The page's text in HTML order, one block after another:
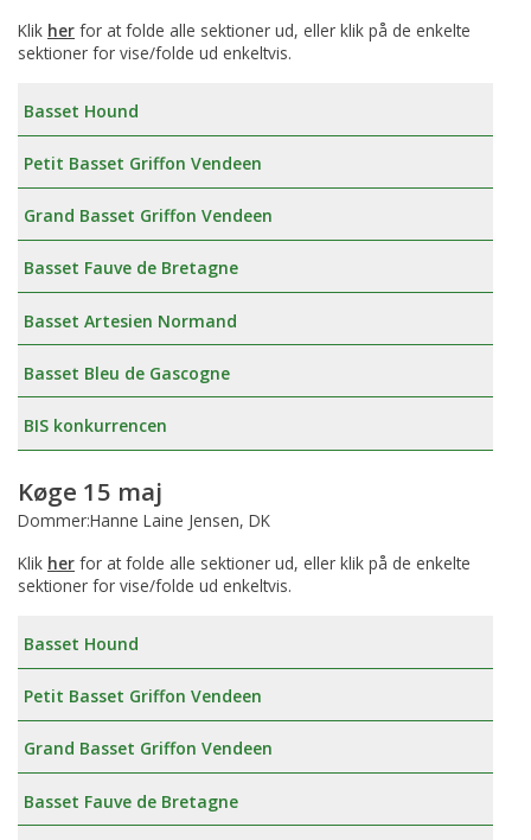
Klik her for at folde alle sektioner ud, eller klik på de enkelte
sektioner for vise/folde ud enkeltvis.
Basset Hound
Petit Basset Griffon Vendeen
Grand Basset Griffon Vendeen
Basset Fauve de Bretagne
Basset Artesien Normand
Basset Bleu de Gascogne
BIS konkurrencen
Køge 15 maj
Dommer:Hanne Laine Jensen, DK
Klik her for at folde alle sektioner ud, eller klik på de enkelte
sektioner for vise/folde ud enkeltvis.
Basset Hound
Petit Basset Griffon Vendeen
Grand Basset Griffon Vendeen
Basset Fauve de Bretagne